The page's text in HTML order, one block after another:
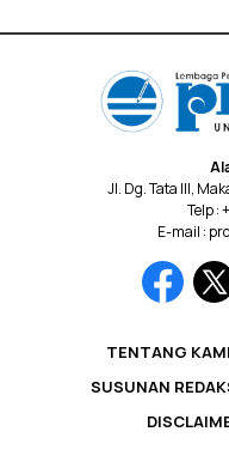
Jl. Dg. Tata III,
Telp :
E-mail :
TENTANG KAMI
SUSUNAN